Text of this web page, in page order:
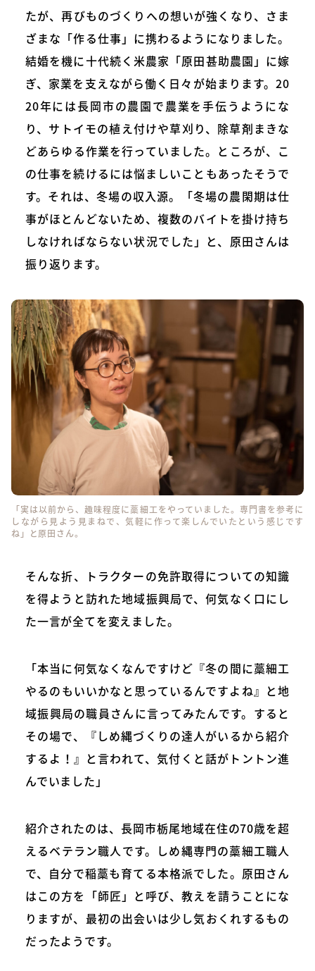
たが、再びものづくりへの想いが強くなり、さま
ざまな「作る仕事」に携わるようになりました。
結婚を機に十代続く米農家「原田甚助農園」に嫁
ぎ、家業を支えながら働く日々が始まります。20
20年には長岡市の農園で農業を手伝うようにな
り、サトイモの植え付けや草刈り、除草剤まきな
どあらゆる作業を行っていました。ところが、こ
の仕事を続けるには悩ましいこともあったそうで
す。それは、冬場の収入源。「冬場の農閑期は仕
事がほとんどないため、複数のバイトを掛け持ち
しなければならない状況でした」と、原田さんは
振り返ります。
「実は以前から、趣味程度に藁細工をやっていました。専門書を参考に
しながら見よう見まねで、気軽に作って楽しんでいたという感じです
ね」と原田さん。
そんな折、トラクターの免許取得についての知識
を得ようと訪れた地域振興局で、何気なく口にし
た一言が全てを変えました。
「本当に何気なくなんですけど『冬の間に藁細工
やるのもいいかなと思っているんですよね』と地
域振興局の職員さんに言ってみたんです。すると
その場で、『しめ縄づくりの達人がいるから紹介
するよ！』と言われて、気付くと話がトントン進
んでいました」
紹介されたのは、長岡市栃尾地域在住の70歳を超
えるベテラン職人です。しめ縄専門の藁細工職人
で、自分で稲藁も育てる本格派でした。原田さん
はこの方を「師匠」と呼び、教えを請うことにな
りますが、最初の出会いは少し気おくれするもの
だったようです。